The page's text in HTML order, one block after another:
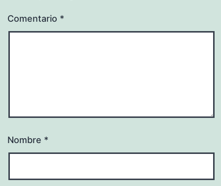
Comentario *
Nombre *